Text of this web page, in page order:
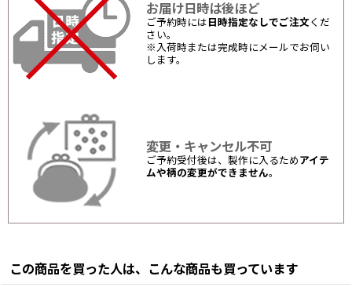
お届け日時は後ほど
ご予約時には 日時指定なしでご注文 くだ
さい。
※入荷時または完成時にメールでお伺い
します。
変更・キャンセル不可
ご予約受付後は、製作に入るため アイテ
ムや柄の変更ができません。
この商品を買った人は、こんな商品も買っています